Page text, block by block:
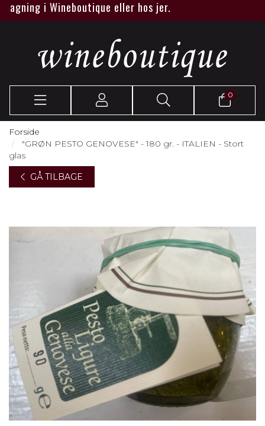
i Wineboutique eller hos jer.
0
Forside
"GRØN PESTO GENOVESE" - 180 gr. - ITALIEN - Stort
glas
GÅ TILBAGE